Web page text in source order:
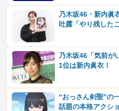
乃木坂46・新内眞
吐露「やり残した
乃木坂46「気前が
1位は新内眞衣！
“おっさん剣聖”
話題の本格アクシ